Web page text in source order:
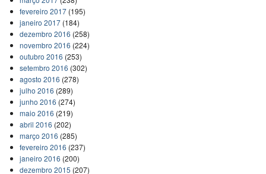
fevereiro 2017(195)
janeiro 2017(184)
dezembro 2016 (258)
novembro 2016 (224)
outubro 2016 (253)
setembro 2016 (302)
agosto 2016 (278)
julho 2016 (289)
junho 2016 (274)
maio 2016 (219)
abril 2016 (202)
março 2016 (285)
fevereiro 2016 (237)
janeiro 2016 (200)
dezembro 2015 (207)